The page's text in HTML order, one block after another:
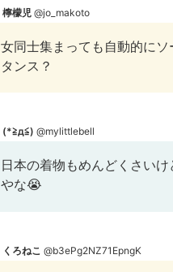
檸檬児 @jo_makoto
女同士集まっても自動的にソ
タンス？
(*≧д≦) @mylittlebell
日本の着物もめんどくさい
やな😭
くろねこ @b3ePg2NZ71EpngK